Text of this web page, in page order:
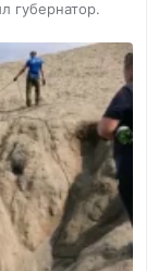
губернатор.